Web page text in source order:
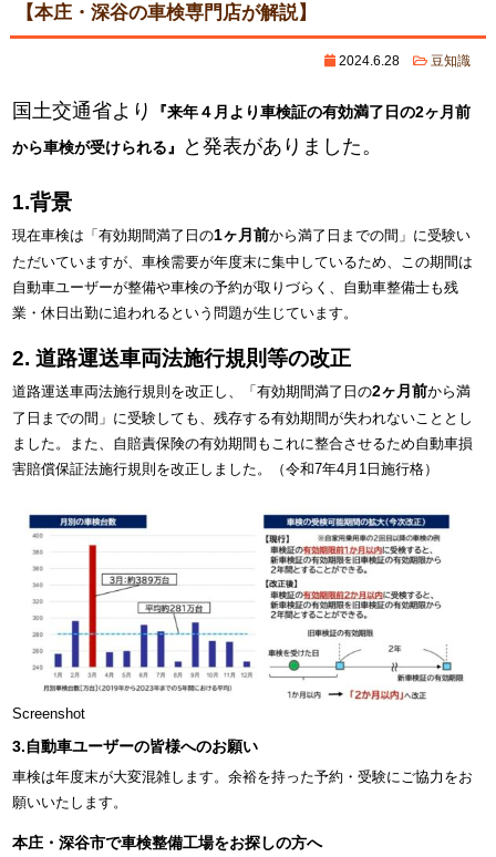
【本庄・深谷の車検専門店が解説】
2024.6.28 豆知識
国土交通省より
『来年４月より車検証の有効満了日の2ヶ月前
から車検が受けられる』
と発表がありました。
1.背景
現在車検は「有効期間満了日の1ヶ月前から満了日までの間」に受験い
ただいていますが、車検需要が年度末に集中しているため、この期間は
自動車ユーザーが整備や車検の予約が取りづらく、自動車整備士も残
業・休日出勤に追われるという問題が生じています。
2. 道路運送車両法施行規則等の改正
道路運送車両法施行規則を改正し、「有効期間満了日の2ヶ月前から満
了日までの間」に受験しても、残存する有効期間が失われないこととし
ました。また、自賠責保険の有効期間もこれに整合させるため自動車損
害賠償保証法施行規則を改正しました。（令和7年4月1日施行格）
Screenshot
3.自動車ユーザーの皆様へのお願い
車検は年度末が大変混雑します。余裕を持った予約・受験にご協力をお
願いいたします。
本庄・深谷市で車検整備工場をお探しの方へ